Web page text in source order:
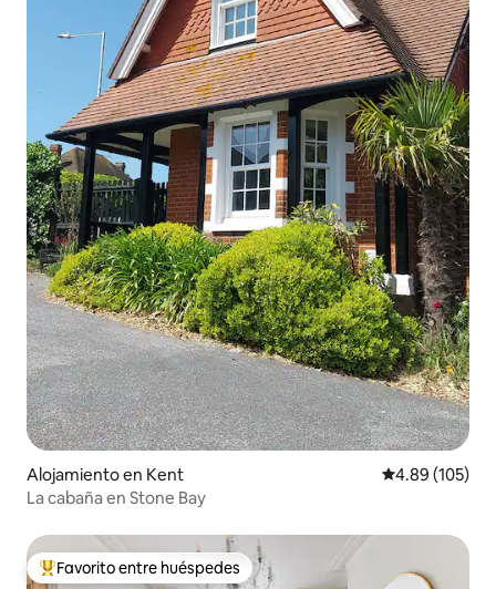
Alojamiento en Kent Calificación
4.89 (105)
La cabaña en Stone Bay
Favorito entre huéspedes preferido
Favorito entre huéspedes